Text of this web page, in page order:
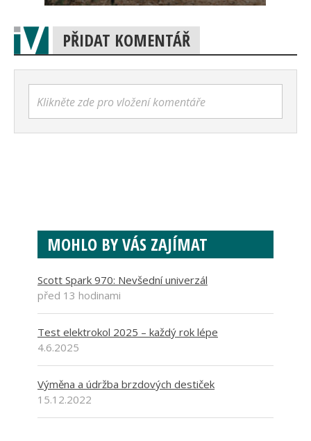
PŘIDAT KOMENTÁŘ
Klikněte zde pro vložení komentáře
MOHLO BY VÁS ZAJÍMAT
Scott Spark 970: Nevšední univerzál
před 13 hodinami
Test elektrokol 2025 – každý rok lépe
4.6.2025
Výměna a údržba brzdových destiček
15.12.2022